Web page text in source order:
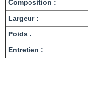
Composition :
Largeur :
Poids :
Entretien :